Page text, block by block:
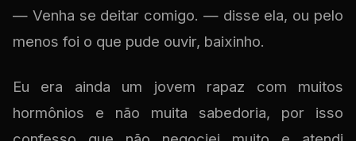
— Venha se deitar comigo. — disse ela, ou pelo
menos foi o que pude ouvir, baixinho.
Eu era ainda um jovem rapaz com muitos
hormônios e não muita sabedoria, por isso